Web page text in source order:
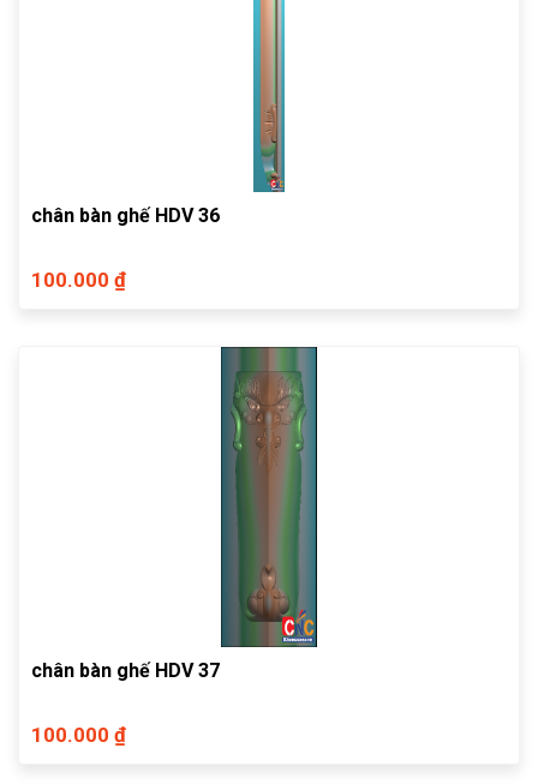
chân bàn ghế HDV 36
100.000 ₫
chân bàn ghế HDV 37
100.000 ₫